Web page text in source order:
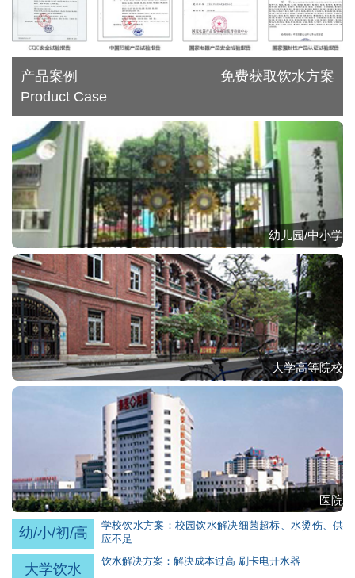
产品案例
Product Case
免费获取饮水方案
幼儿园/中小学
大学高等院校
医院
幼/小/初/高
学校饮水方案：校园饮水解决细菌超标、水烫伤、供
应不足
大学饮水 饮水解决方案：解决成本过高 刷卡电开水器